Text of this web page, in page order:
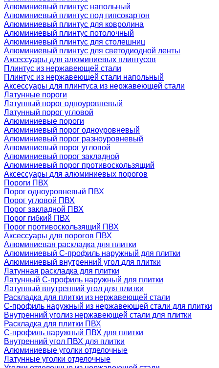
Алюминиевый плинтус напольный
Алюминиевый плинтус под гипсокартон
Алюминиевый плинтус для ковролина
Алюминиевый плинтус потолочный
Алюминиевый плинтус для столешниц
Алюминиевый плинтус для светодиодной ленты
Аксессуары для алюминиевых плинтусов
Плинтус из нержавеющей стали
Плинтус из нержавеющей стали напольный
Аксессуары для плинтуса из нержавеющей стали
Латунные пороги
Латунный порог одноуровневый
Латунный порог угловой
Алюминиевые пороги
Алюминиевый порог одноуровневый
Алюминиевый порог разноуровневый
Алюминиевый порог угловой
Алюминиевый порог закладной
Алюминиевый порог противоскользящий
Аксессуары для алюминиевых порогов
Пороги ПВХ
Порог одноуровневый ПВХ
Порог угловой ПВХ
Порог закладной ПВХ
Порог гибкий ПВХ
Порог противоскользящий ПВХ
Аксессуары для порогов ПВХ
Алюминиевая раскладка для плитки
Алюминиевый С-профиль наружный для плитки
Алюминиевый внутренний угол для плитки
Латунная раскладка для плитки
Латунный С-профиль наружный для плитки
Латунный внутренний угол для плитки
Раскладка для плитки из нержавеющей стали
С-профиль наружный из нержавеющей стали для плитки
Внутренний уголиз нержавеющей стали для плитки
Раскладка для плитки ПВХ
С-профиль наружный ПВХ для плитки
Внутренний угол ПВХ для плитки
Алюминиевые уголки отделочные
Латунные уголки отделочные